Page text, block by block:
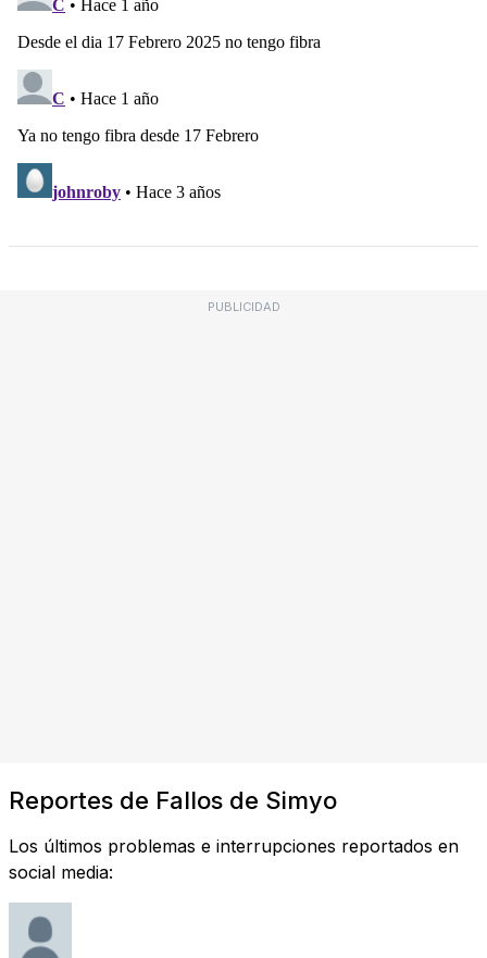
PUBLICIDAD
Reportes de Fallos de Simyo
Los últimos problemas e interrupciones reportados en
social media: